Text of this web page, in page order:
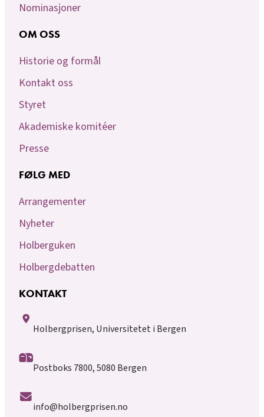
Nominasjoner
OM OSS
Historie og formål
Kontakt oss
Styret
Akademiske komitéer
Presse
FØLG MED
Arrangementer
Nyheter
Holberguken
Holbergdebatten
KONTAKT
Holbergprisen, Universitetet i Bergen
Postboks 7800, 5080 Bergen
info@holbergprisen.no